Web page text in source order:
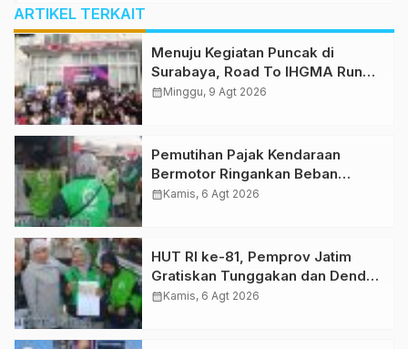
ARTIKEL TERKAIT
​Menuju Kegiatan Puncak di
Surabaya, Road To IHGMA Run
Meriah Digelar di Whiz Prime
calendar_monthMinggu, 9 Agt 2026
Pemutihan Pajak Kendaraan
Bermotor Ringankan Beban
Pengemudi Ojol di Malang
calendar_monthKamis, 6 Agt 2026
HUT RI ke-81, Pemprov Jatim
Gratiskan Tunggakan dan Denda
PKB Pengemudi Ojek Online
calendar_monthKamis, 6 Agt 2026